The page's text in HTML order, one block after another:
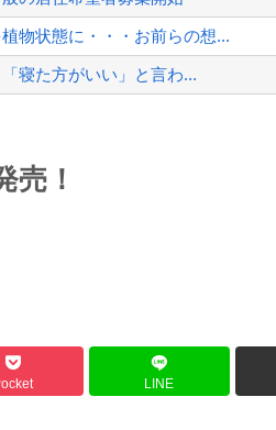
可避へ
物状態に・・・お前らの想...
寝た方がいい」と言わ...
した！」俺「ほう君が萩野...
ル！！
売！
LINE